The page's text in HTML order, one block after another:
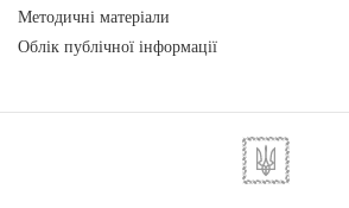
Методичні матеріали
Облік публічної інформації